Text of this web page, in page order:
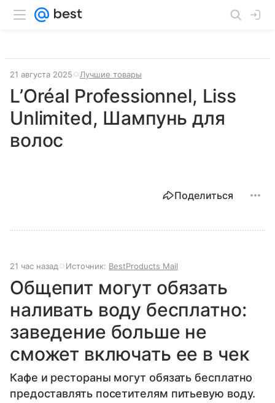
21 августа 2025 Лучшие товары
L’Oréal Professionnel, Liss
Unlimited, Шампунь для
волос
Поделиться
21 час назад Источник: BestProducts Mail
Общепит могут обязать
наливать воду бесплатно:
заведение больше не
сможет включать ее в чек
Кафе и рестораны могут обязать бесплатно
предоставлять посетителям питьевую воду.